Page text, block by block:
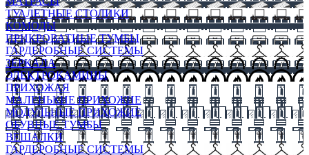
ТУАЛЕТНЫЕ СТОЛИКИ
КОМОДЫ
ПРИКРОВАТНЫЕ ТУМБЫ
ГАРДЕРОБНЫЕ СИСТЕМЫ
ЗЕРКАЛА
ЭЛЕКТРОКАМИНЫ
ПРИХОЖАЯ
МАЛЕНЬКИЕ ПРИХОЖИЕ
МОДУЛЬНЫЕ ПРИХОЖИЕ
ОБУВНЫЕ ТУМБЫ
ВЕШАЛКИ
ГАРДЕРОБНЫЕ СИСТЕМЫ